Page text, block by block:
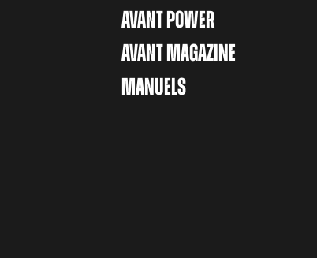
AVANT POWER
AVANT MAGAZINE
MANUELS